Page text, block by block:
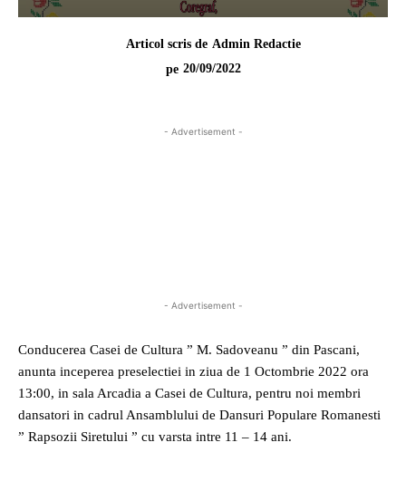
Articol scris de Admin Redactie
pe 20/09/2022
- Advertisement -
- Advertisement -
Conducerea Casei de Cultura ” M. Sadoveanu ” din Pascani,
anunta inceperea preselectiei in ziua de 1 Octombrie 2022 ora
13:00, in sala Arcadia a Casei de Cultura, pentru noi membri
dansatori in cadrul Ansamblului de Dansuri Populare Romanesti
” Rapsozii Siretului ” cu varsta intre 11 – 14 ani.